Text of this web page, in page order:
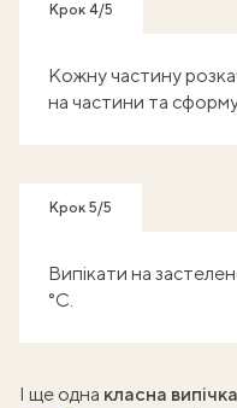
Крок 4/5
Кожну частину
на частини та
Крок 5/5
Випікати на
°С.
І ще одна класна